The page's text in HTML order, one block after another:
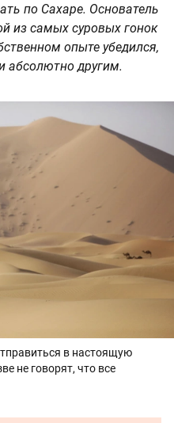
по Сахаре. Основатель
из самых суровых гонок
опыте убедился,
абсолютно другим.
в настоящую
не говорят, что все